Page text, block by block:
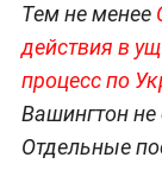
Тем не менее
действия в
процесс по
Вашингтон не
Отдельные